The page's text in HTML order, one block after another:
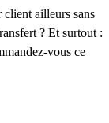
client ailleurs sans
? Et surtout :
vous ce